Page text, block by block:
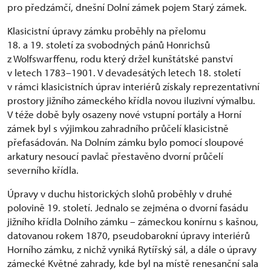
pro předzámčí, dnešní Dolní zámek pojem Starý zámek.
Klasicistní úpravy zámku proběhly na přelomu
18. a 19. století za svobodných pánů Honrichsů
z Wolfswarffenu, rodu který držel kunštátské panství
v letech 1783–1901. V devadesátých letech 18. století
v rámci klasicistních úprav interiérů získaly reprezentativní
prostory jižního zámeckého křídla novou iluzivní výmalbu.
V téže době byly osazeny nové vstupní portály a Horní
zámek byl s výjimkou zahradního průčelí klasicistně
přefasádován. Na Dolním zámku bylo pomocí sloupové
arkatury nesoucí pavlač přestavěno dvorní průčelí
severního křídla.
Úpravy v duchu historických slohů proběhly v druhé
polovině 19. století. Jednalo se zejména o dvorní fasádu
jižního křídla Dolního zámku – zámeckou konírnu s kašnou,
datovanou rokem 1870, pseudobarokní úpravy interiérů
Horního zámku, z nichž vyniká Rytířský sál, a dále o úpravy
zámecké Květné zahrady, kde byl na místě renesanční sala